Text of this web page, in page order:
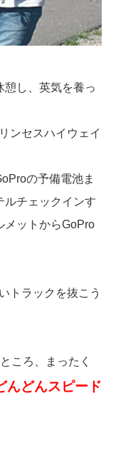
憩し、英気を養っ
ンセスハイウェイ
の予備電池ま
ルチェックインす
メットからGoPro
トラックを抜こう
ころ、まったく
んどんスピード